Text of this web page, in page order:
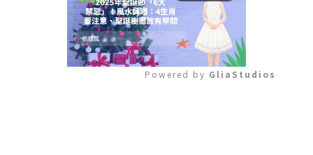
Powered by GliaStudios